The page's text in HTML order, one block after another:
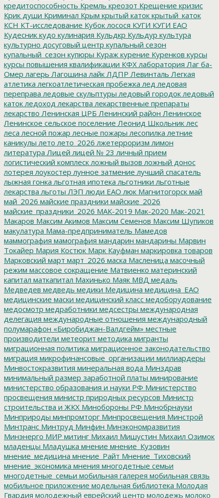
кредитоспособность Кремль креозот Крещение кризис
Крик души Криминал Крым крытый каток крытый_каток
КСН КТ-исследование Кубок лосося КУГИ КУГИ ЕАО
Кудесник кудо кулинария Кульдкр Кульдур культура
культурно досуговый центр купальный сезон
купальный_сезон купюры Кураж курение Куренков курсы
курсы повышения квалификации КФХ лаборатория Лаг ба-
Омер лагерь Лагошина лайк ЛДПР Левинталь Легкая
атлетика легкоатлетическая пробежка лед ледовая
переправа ледовые скульптуры ледовый городок ледовый
каток ледоход лекарства лекарственные препараты
лекарство Ленинская ЦРБ Ленинский район Ленинское
Ленинское сельское поселение Леонид Школьник лес
леса лесной пожар лесные пожары лесопилка летние
каникулы лето лето_2026 лжетерроризм лимон
литература Лицей лицей № 23 личный прием
логистический комплеск ложный вызов ложный донос
лотерея лоукостер лунное затмение лучший спасатель
лыжная гонка льготная ипотека льготники льготные
лекарства льготы ЛЭП люди ЕАО люк Магнитогорск май
май_2026 майские праздники майские_2026
майские_праздники_2026 МАК-2019 Мак-2020 Мак-2021
Макаров Максим Акимов Максим Семенов Максим Шупиков
макулатура Мама-предприниматель Мамедов
маммография мамография мандарин мандарины Марвин
Токайер Мария Костюк Марк Кауфман маркировка товаров
Марковский март март_2026 маска Масленица масочный
режим массовое сокращение Матвиенко материнский
капитал маткапитал Махинько Маяк МВД медаль
Медведев медведь медики Медицина медицина_ЕАО
медицинские маски медицинский класс медоборудование
медосмотр медработники медсестры международная
делегация международные отношения международный
полумарафон «Биробиджан-Валдгейм» местные
производители метеорит методика мигранты
миграционная политика миграционное законодательство
миграция микрофинансовые_организации миллиардеры
Минвостокразвития минеральная вода Минздрав
минимальный размер заработной платы минирование
министерство образования и науки РФ Министерство
просвещения министр природных ресурсов Министр
строительства и ЖКХ Минобороны РФ Минобрнауки
Минприроды минпромторг Минпросвещения Минстрой
Минтранс Минтруд Минфин Минэкономразвития
Минэнерго МИР митинг Михаил Мишустин Михаил Озимок
младенцы Младушка мнение мнение_Кузовин
мнение_медицина мнение_Райт Мнение_Тиховский
мнение_экономика мнения многодетные семьи
многодетные_семьи мобильная галерея мобильная связь
мобильное приложение модельная библиотека Молодая
Гвардия молодежный еврейский центр молодежь молоко